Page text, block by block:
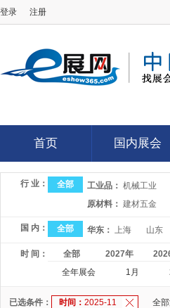
登录 注册
首页
首页
国内展会
国内展会
行 业： 全部 工业品： 机械工业
原材料： 建材五金
国 内： 全部 华东： 上海 山东
时 间： 全部 2027年
全年展会
1月
已选条件： 时间： 2025-11 全